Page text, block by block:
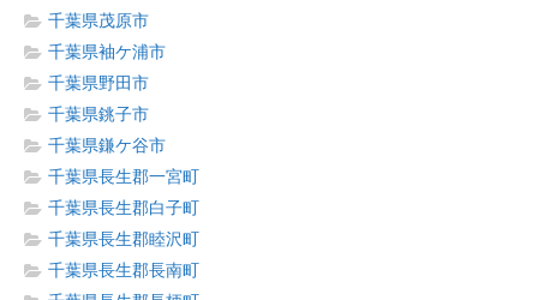
千葉県茂原市
千葉県袖ケ浦市
千葉県野田市
千葉県銚子市
千葉県鎌ケ谷市
千葉県長生郡一宮町
千葉県長生郡白子町
千葉県長生郡睦沢町
千葉県長生郡長南町